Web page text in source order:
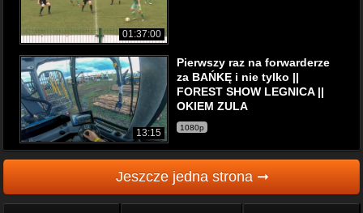
01:37:00
13:15
Pierwszy raz na forwarderze
za BAŃKĘ i nie tylko ||
FOREST SHOW LEGNICA ||
OKIEM ZULA
1080p
Jeszcze jedna strona ➞